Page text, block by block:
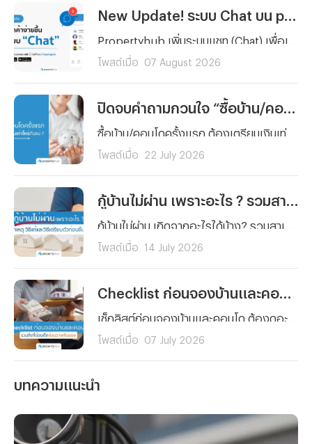
โพสต์เมื่อ 07 August 2026
โพสต์เมื่อ 22 July 2026
โพสต์เมื่อ 14 July 2026
โพสต์เมื่อ 07 July 2026
บทความแนะนำ